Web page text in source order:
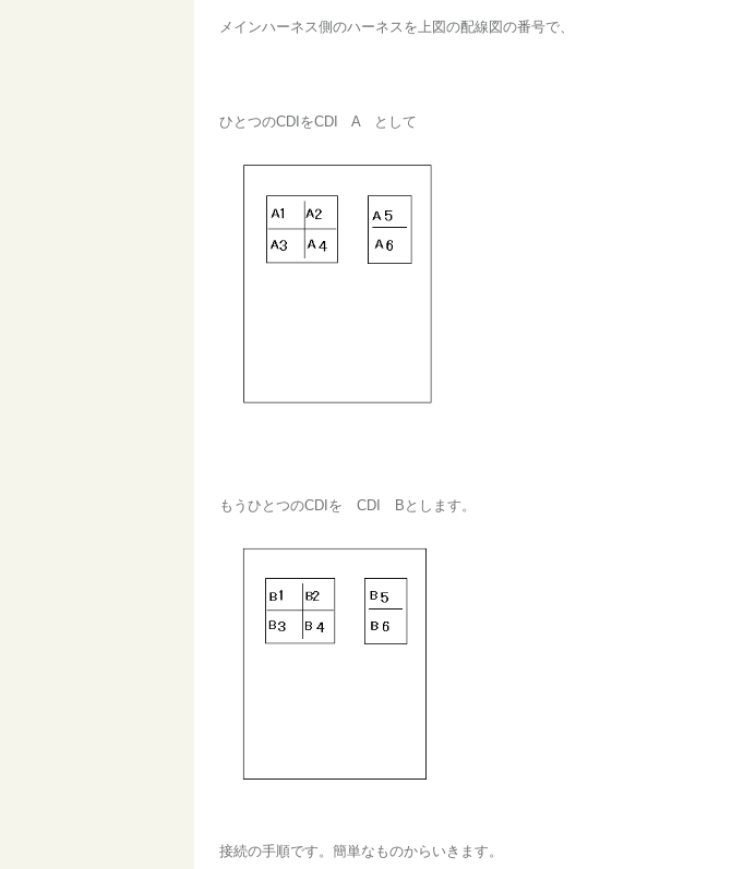
メインハーネス側のハーネスを上図の配線図の番号で、
ひとつのCDIをCDI A として
もうひとつのCDIを CDI Bとします。
接続の手順です。簡単なものからいきます。